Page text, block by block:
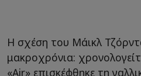
Η σχέση του Μάικλ
μακροχρόνια:
«Air» επισκέφθηκε τη